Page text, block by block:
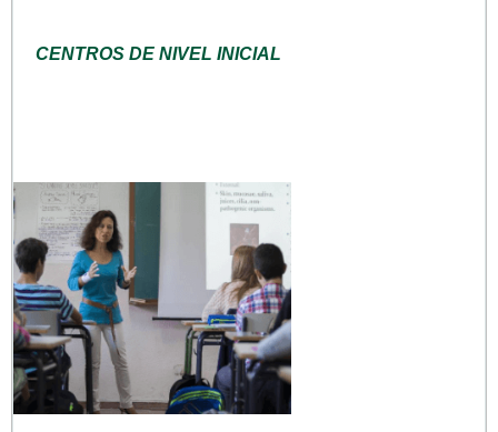
CENTROS DE NIVEL INICIAL